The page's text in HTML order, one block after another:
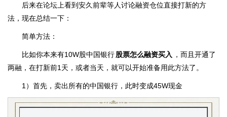
后来在论坛上看到安久前辈等人讨论融资仓位直接打新的方
法，现在总结一下：
简单方法：
比如你本来有10W股中国银行股票怎么融资买入
，而且开通了
两融，在打新前1天，或者当天，就可以开始准备用此方法了。
1）首先，卖出所有的中国银行，此时变成45W现金